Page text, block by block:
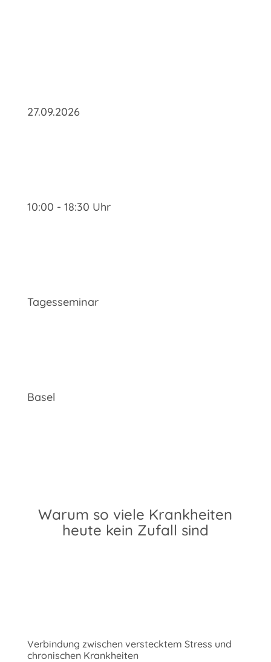
27.09.2026
10:00 - 18:30 Uhr
Tagesseminar
Basel
Warum so viele Krankheiten
heute kein Zufall sind
Verbindung zwischen verstecktem Stress und
chronischen Krankheiten